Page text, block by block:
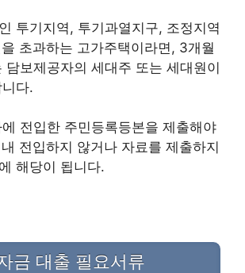
투기지역, 투기과열지구, 조정지역
초과하는 고가주택이라면, 3개월
담보제공자의 세대주 또는 세대원이
다.
전입한 주민등록등본을 제출해야
전입하지 않거나 자료를 제출하지
해당이 됩니다.
금 대출 필요서류